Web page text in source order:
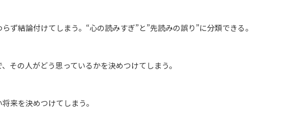
ず結論付けてしまう。“心の読みすぎ”と”先読みの誤り”に分類できる。
その人がどう思っているかを決めつけてしまう。
来を決めつけてしまう。